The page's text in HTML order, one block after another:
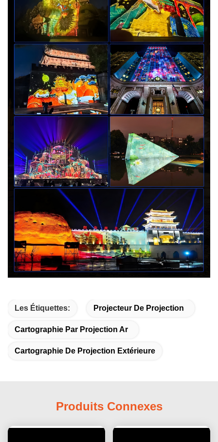
Les Étiquettes: Projecteur De Projection
Cartographie Par Projection Ar
Cartographie De Projection Extérieure
Produits Connexes